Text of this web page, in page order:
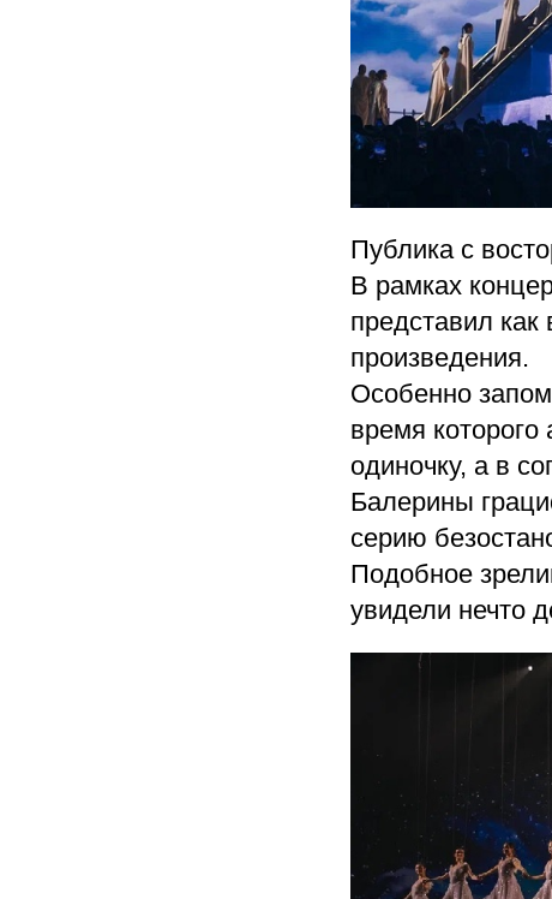
Публика с
В рамках
представил
произведения.
Особенно
время которого
одиночку, а в
Балерины
серию
Подобное
увидели нечто